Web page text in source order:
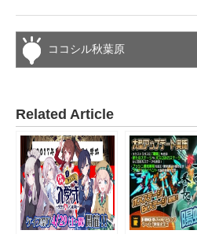
ココシル秋葉原
Related Article